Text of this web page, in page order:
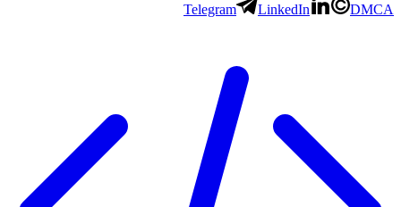
Telegram
LinkedIn